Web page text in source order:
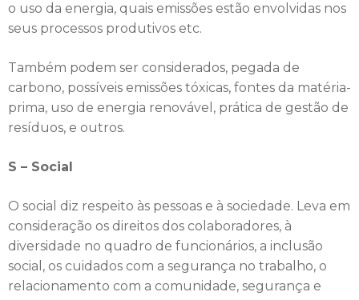
o uso da energia, quais emissões estão envolvidas nos
seus processos produtivos etc.
Também podem ser considerados, pegada de
carbono, possíveis emissões tóxicas, fontes da matéria-
prima, uso de energia renovável, prática de gestão de
resíduos, e outros.
S – Social
O social diz respeito às pessoas e à sociedade. Leva em
consideração os direitos dos colaboradores, à
diversidade no quadro de funcionários, a inclusão
social, os cuidados com a segurança no trabalho, o
relacionamento com a comunidade, segurança e